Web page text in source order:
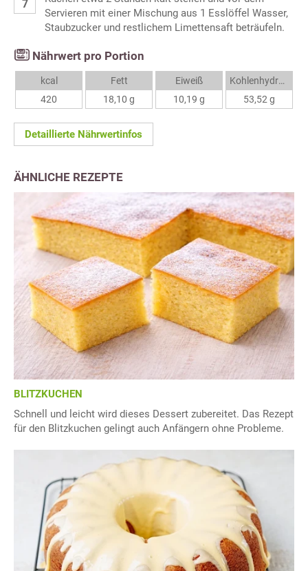
Servieren mit einer Mischung aus 1 Esslöffel Wasser,
Staubzucker und restlichem Limettensaft beträufeln.
Nährwert pro Portion
kcal
420
Fett
18,10 g
Eiweiß
10,19 g
Kohlenhydrate
53,52 g
Detaillierte Nährwertinfos
ÄHNLICHE REZEPTE
BLITZKUCHEN
Schnell und leicht wird dieses Dessert zubereitet. Das Rezept
für den Blitzkuchen gelingt auch Anfängern ohne Probleme.